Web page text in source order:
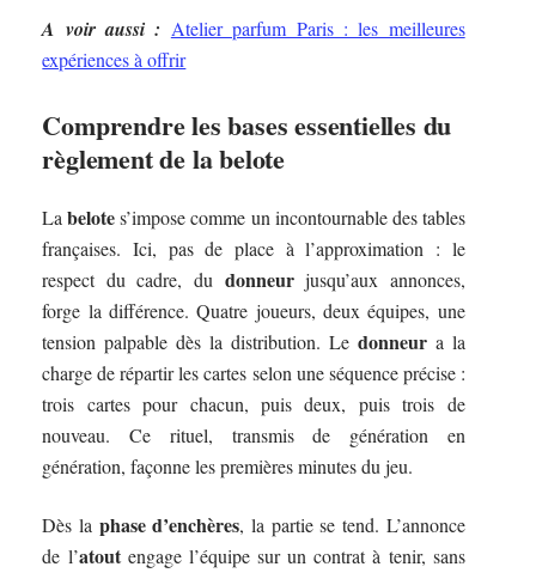
A voir aussi : Atelier parfum Paris : les meilleures
expériences à offrir
Comprendre les bases essentielles du
règlement de la belote
Labelotes’impose comme un incontournable des tables
françaises. Ici, pas de place à l’approximation : le
respect du cadre, du donneurjusqu’aux annonces,
forge la différence. Quatre joueurs, deux équipes, une
tension palpable dès la distribution. Le donneura la
charge de répartir les cartes selon une séquence précise :
trois cartes pour chacun, puis deux, puis trois de
nouveau. Ce rituel, transmis de génération en
génération, façonne les premières minutes du jeu.
Dès la phase d’enchères, la partie se tend. L’annonce
de l’atoutengage l’équipe sur un contrat à tenir, sans